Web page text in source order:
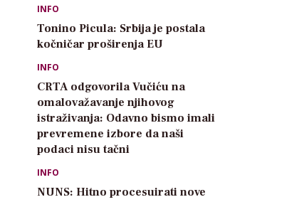
INFO
Tonino Picula: Srbija je postala
kočničar proširenja EU
INFO
CRTA odgovorila Vučiću na
omalovažavanje njihovog
istraživanja: Odavno bismo imali
prevremene izbore da naši
podaci nisu tačni
INFO
NUNS: Hitno procesuirati nove